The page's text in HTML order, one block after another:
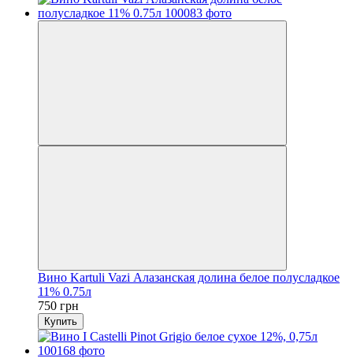
Вино Kartuli Vazi Алазанская долина белое полусладкое
11% 0.75л
750 грн
Купить